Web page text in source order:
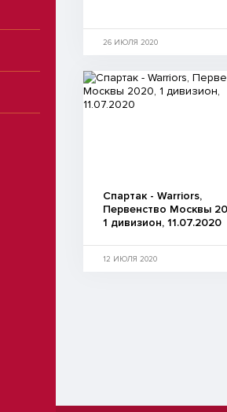
26 ИЮЛЯ 2020
Спартак - Warriors,
Первенство Москвы
1 дивизион, 11.07.2020
12 ИЮЛЯ 2020